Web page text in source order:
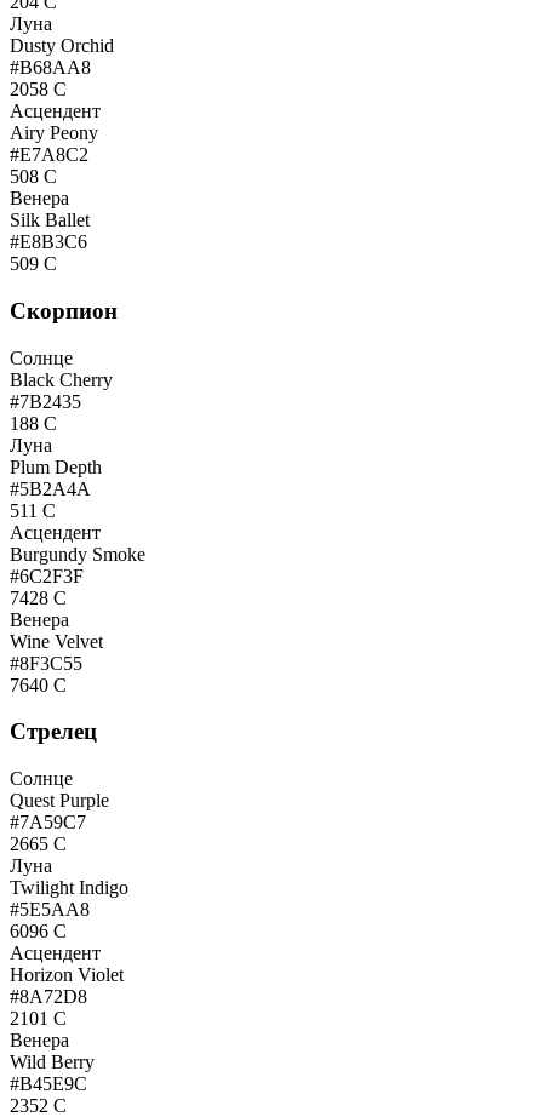
Луна
Dusty Orchid
#B68AA8
2058 C
Асцендент
Airy Peony
#E7A8C2
508 C
Венера
Silk Ballet
#E8B3C6
509 C
Скорпион
Солнце
Black Cherry
#7B2435
188 C
Луна
Plum Depth
#5B2A4A
511 C
Асцендент
Burgundy Smoke
#6C2F3F
7428 C
Венера
Wine Velvet
#8F3C55
7640 C
Стрелец
Солнце
Quest Purple
#7A59C7
2665 C
Луна
Twilight Indigo
#5E5AA8
6096 C
Асцендент
Horizon Violet
#8A72D8
2101 C
Венера
Wild Berry
#B45E9C
2352 C